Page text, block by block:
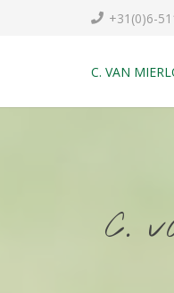
+31(0)6-
C. VAN
C.